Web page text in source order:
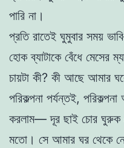
পারি না।
প্রতি রাতেই ঘুমুবার সময়
হোক ব্যাটাকে বেঁধে মেসের
চায়টা কী? কী আছে আমার
পরিকল্পনা পর্যন্তই,
করলাম— দূর ছাই চোর
মতো। সে আমার ঘর থেকে